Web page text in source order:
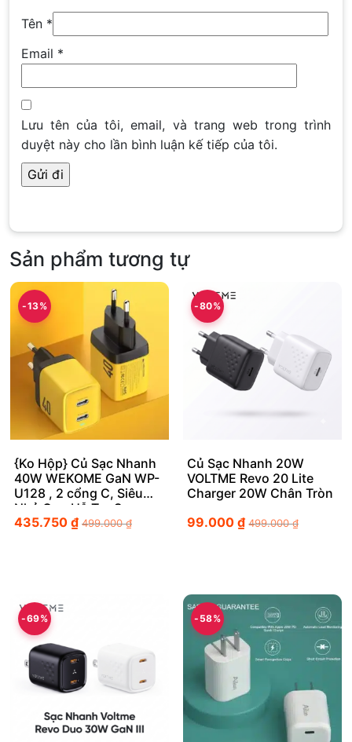
Tên *
Email *
Lưu tên của tôi, email, và trang web trong trình
duyệt này cho lần bình luận kế tiếp của tôi.
Sản phẩm tương tự
-13%
{Ko Hộp} Củ Sạc Nhanh
40W WEKOME GaN WP-
U128 , 2 cổng C, Siêu
Nhỏ Gọn Hỗ Trợ Sạc
Nhanh PPS
435.750 ₫ 499.000₫
-80%
Củ Sạc Nhanh 20W
VOLTME Revo 20 Lite
Charger 20W Chân Tròn
99.000₫ 499.000₫
-69% -58%